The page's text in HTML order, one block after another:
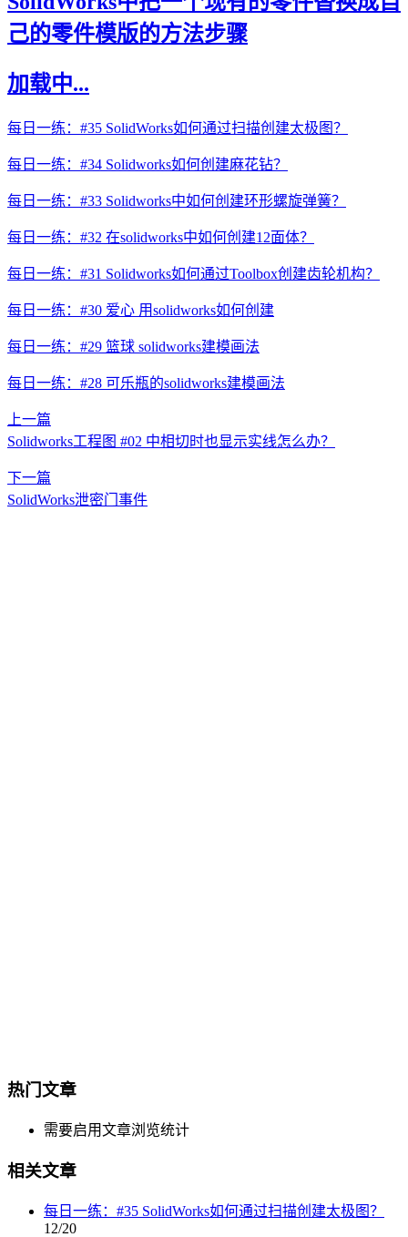
己的零件模版的方法步骤
加载中...
每日一练：#35 SolidWorks如何通过扫描创建太极图？
每日一练：#34 Solidworks如何创建麻花钻？
每日一练：#33 Solidworks中如何创建环形螺旋弹簧？
每日一练：#32 在solidworks中如何创建12面体？
每日一练：#31 Solidworks如何通过Toolbox创建齿轮机构？
每日一练：#30 爱心 用solidworks如何创建
每日一练：#29 篮球 solidworks建模画法
每日一练：#28 可乐瓶的solidworks建模画法
上一篇
Solidworks工程图 #02 中相切时也显示实线怎么办？
下一篇
SolidWorks泄密门事件
热门文章
需要启用文章浏览统计
相关文章
每日一练：#35 SolidWorks如何通过扫描创建太极图？
12/20